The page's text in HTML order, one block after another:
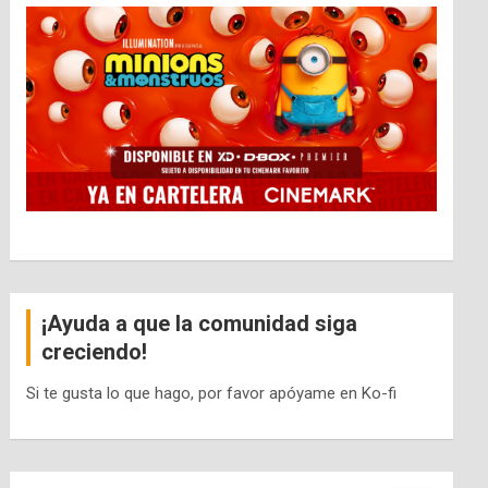
¡Ayuda a que la comunidad siga
creciendo!
Si te gusta lo que hago, por favor apóyame en Ko-fi